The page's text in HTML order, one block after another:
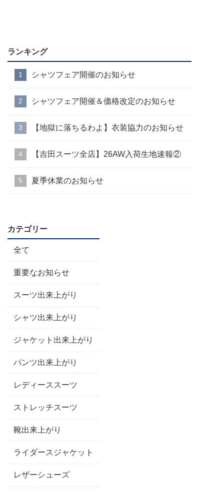
ランキング
シャツフェア開催のお知らせ
シャツフェア開催＆価格改定のお知らせ
【地獄に落ちるわよ】衣装協力のお知らせ
【吉田スーツ全店】26AW入荷生地速報②
夏季休業のお知らせ
カテゴリー
全て
重要なお知らせ
スーツ出来上がり
シャツ出来上がり
ジャケット出来上がり
パンツ出来上がり
レディーススーツ
ストレッチスーツ
靴出来上がり
ライダースジャケット
レザーシューズ